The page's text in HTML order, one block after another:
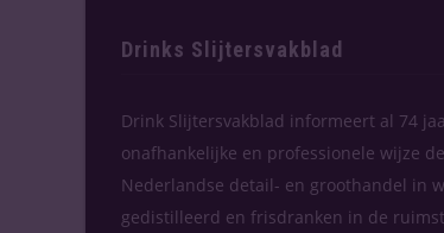
Drinks Slijtersvakblad
Drink Slijtersvakblad informeert al 74
onafhankelijke en professionele wijze de
Nederlandse detail- en groothandel in
gedistilleerd en frisdranken in de